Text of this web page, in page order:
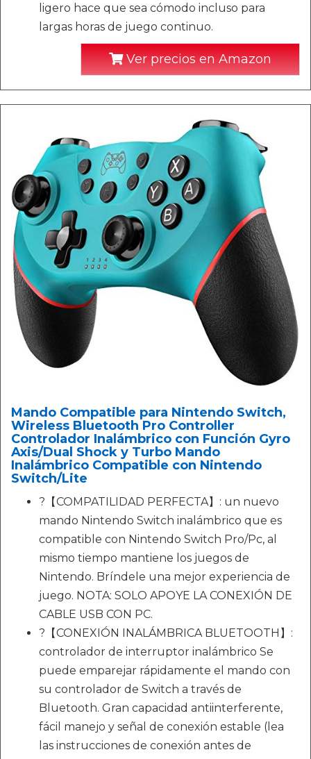
ligero hace que sea cómodo incluso para
largas horas de juego continuo.
Ver precios en Amazon
Mando Compatible para Nintendo Switch,
Wireless Bluetooth Pro Controller
Controlador Inalámbrico con Función Gyro
Axis/Dual Shock y Turbo Mando
Inalámbrico Compatible con Nintendo
Switch/Lite
?【COMPATILIDAD PERFECTA】: un nuevo
mando Nintendo Switch inalámbrico que es
compatible con Nintendo Switch Pro/Pc, al
mismo tiempo mantiene los juegos de
Nintendo. Bríndele una mejor experiencia de
juego. NOTA: SOLO APOYE LA CONEXIÓN DE
CABLE USB CON PC.
?【CONEXIÓN INALÁMBRICA BLUETOOTH】:
controlador de interruptor inalámbrico Se
puede emparejar rápidamente el mando con
su controlador de Switch a través de
Bluetooth. Gran capacidad antiinterferente,
fácil manejo y señal de conexión estable (lea
las instrucciones de conexión antes de